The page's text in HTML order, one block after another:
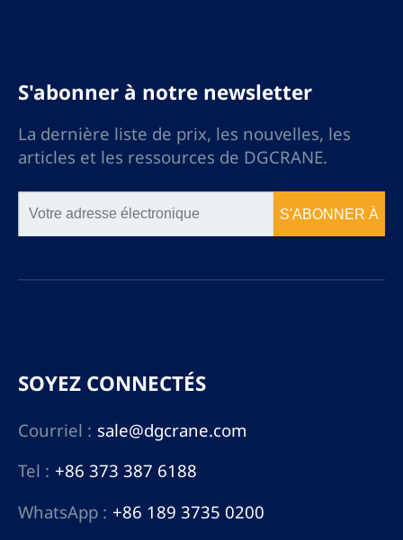
S'abonner à notre newsletter
La dernière liste de prix, les nouvelles, les
articles et les ressources de DGCRANE.
S'ABONNER À
SOYEZ CONNECTÉS
Courriel : sale@dgcrane.com
Tel : +86 373 387 6188
WhatsApp : +86 189 3735 0200